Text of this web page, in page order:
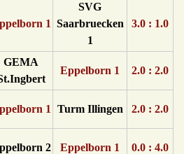
1
SVG
Saarbruecken
1
3.0 : 1.0
GEMA
Eppelborn 1 2.0 : 2.0
1 Turm Illingen 2.0 : 2.0
2 Eppelborn 1 0.0 : 4.0